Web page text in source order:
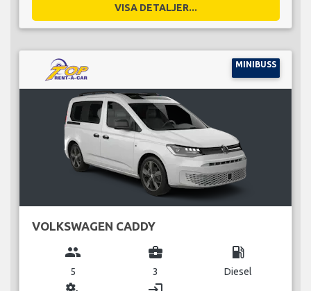
VISA DETALJER...
MINIBUSS
VOLKSWAGEN CADDY
group
5
business_center
3
local_gas_station
Diesel